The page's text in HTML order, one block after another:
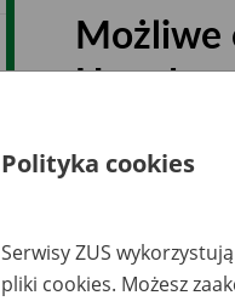
Możliwe
Polityka cookies
Serwisy ZUS
pliki cookies. Możesz